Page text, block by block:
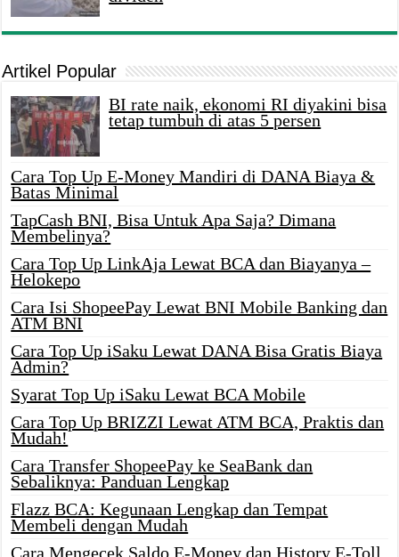
Artikel Popular
BI rate naik, ekonomi RI diyakini bisa
tetap tumbuh di atas 5 persen
Cara Top Up E-Money Mandiri di DANA Biaya &
Batas Minimal
TapCash BNI, Bisa Untuk Apa Saja? Dimana
Membelinya?
Cara Top Up LinkAja Lewat BCA dan Biayanya –
Helokepo
Cara Isi ShopeePay Lewat BNI Mobile Banking dan
ATM BNI
Cara Top Up iSaku Lewat DANA Bisa Gratis Biaya
Admin?
Syarat Top Up iSaku Lewat BCA Mobile
Cara Top Up BRIZZI Lewat ATM BCA, Praktis dan
Mudah!
Cara Transfer ShopeePay ke SeaBank dan
Sebaliknya: Panduan Lengkap
Flazz BCA: Kegunaan Lengkap dan Tempat
Membeli dengan Mudah
Cara Mengecek Saldo E-Money dan History E-Toll